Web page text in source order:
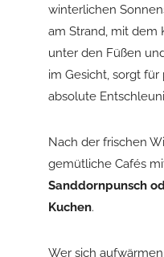
winterlichen
am Strand, mit dem
unter den Füßen
im Gesicht, sorgt
absolute
Nach der frischen
gemütliche Cafés
Sanddornpunsch
Kuchen.
Wer sich